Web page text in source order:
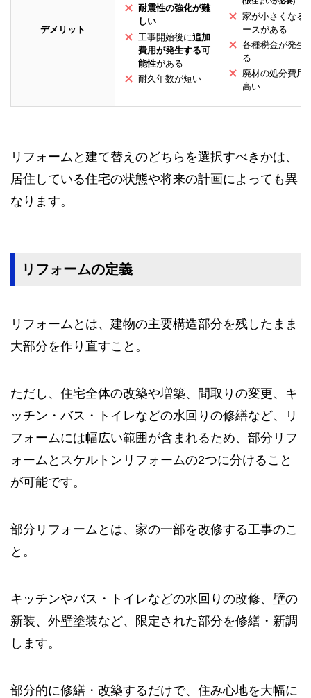
デメリット
耐震性の強化が難
しい
工事開始後に追加
費用が発生する可
能性がある
耐久年数が短い
家が小さくなる
ースがある
各種税金が発生
る
廃材の処分費用
高い
リフォームと建て替えのどちらを選択すべきかは、
居住している住宅の状態や将来の計画によっても異
なります。
リフォームの定義
リフォームとは、建物の主要構造部分を残したまま
大部分を作り直すこと。
ただし、住宅全体の改築や増築、間取りの変更、キ
ッチン・バス・トイレなどの水回りの修繕など、リ
フォームには幅広い範囲が含まれるため、部分リフ
ォームとスケルトンリフォームの2つに分けること
が可能です。
部分リフォームとは、家の一部を改修する工事のこ
と。
キッチンやバス・トイレなどの水回りの改修、壁の
新装、外壁塗装など、限定された部分を修繕・新調
します。
部分的に修繕・改築するだけで、住み心地を大幅に